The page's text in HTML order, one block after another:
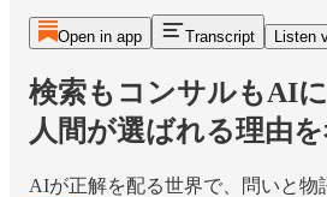
Open in app Transcript Listen
検索もコンサルもAIに
人間が選ばれる理由
AIが正解を配る世界で、問いと物